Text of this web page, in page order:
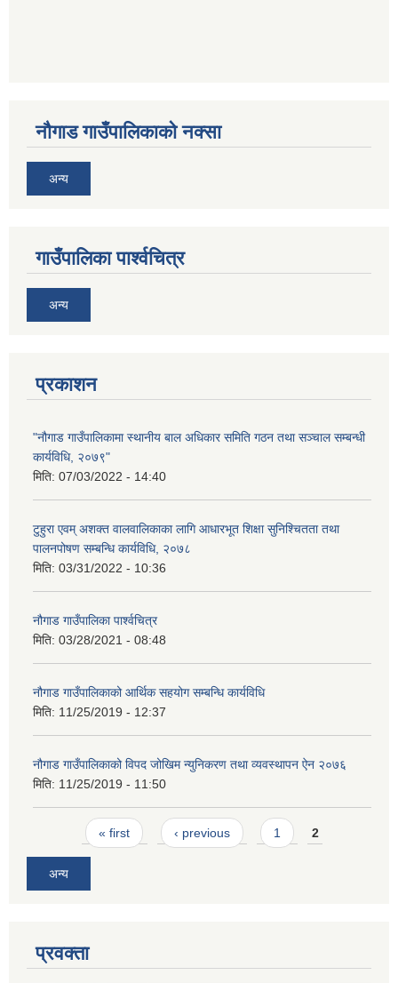
नौगाड गाउँपालिकाको नक्सा
अन्य
गाउँपालिका पार्श्वचित्र
अन्य
प्रकाशन
"नौगाड गाउँपालिकामा स्थानीय बाल अधिकार समिति गठन तथा सञ्चाल सम्बन्धी
कार्यविधि, २०७९"
मिति: 07/03/2022 - 14:40
टुहुरा एवम् अशक्त वालवालिकाका लागि आधारभूत शिक्षा सुनिश्चितता तथा
पालनपोषण सम्बन्धि कार्यविधि, २०७८
मिति: 03/31/2022 - 10:36
नौगाड गाउँपालिका पार्श्वचित्र
मिति: 03/28/2021 - 08:48
नौगाड गाउँपालिकाको आर्थिक सहयोग सम्बन्धि कार्यविधि
मिति: 11/25/2019 - 12:37
नौगाड गाउँपालिकाको विपद जोखिम न्युनिकरण तथा व्यवस्थापन ऐन २०७६
मिति: 11/25/2019 - 11:50
Pages« first ‹ previous 1 2
अन्य
प्रवक्ता